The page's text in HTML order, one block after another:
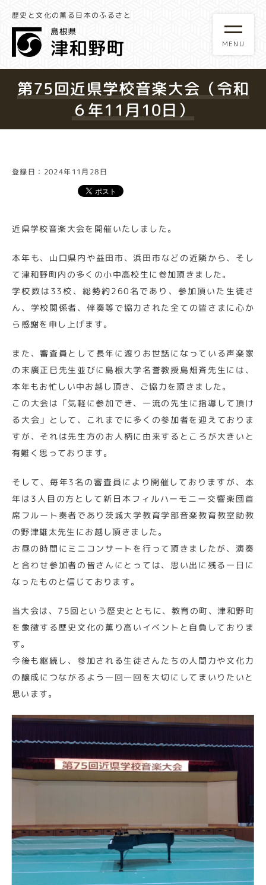
歴史と文化の薫る日本のふるさと
第75回近県学校音楽大会（令和
６年11月10日）
登録日：2024年11月28日
近県学校音楽大会を開催いたしました。
本年も、山口県内や益田市、浜田市などの近隣から、そし
て津和野町内の多くの小中高校生に参加頂きました。
学校数は33校、総勢約260名であり、参加頂いた生徒さ
ん、学校関係者、伴奏等で協力された全ての皆さまに心か
ら感謝を申し上げます。
また、審査員として長年に渡りお世話になっている声楽家
の末廣正巳先生並びに島根大学名誉教授島畑斉先生には、
本年もお忙しい中お越し頂き、ご協力を頂きました。
この大会は「気軽に参加でき、一流の先生に指導して頂け
る大会」として、これまでに多くの参加者を迎えておりま
すが、それは先生方のお人柄に由来するところが大きいと
有難く思っております。
そして、毎年3名の審査員により開催しておりますが、本
年は3人目の方として新日本フィルハーモニー交響楽団首
席フルート奏者であり茨城大学教育学部音楽教育教室助教
の野津雄太先生にお越し頂きました。
お昼の時間にミニコンサートを行って頂きましたが、演奏
と合わせ参加者の皆さんにとっては、思い出に残る一日に
なったものと信じております。
当大会は、75回という歴史とともに、教育の町、津和野町
を象徴する歴史文化の薫り高いイベントと自負しておりま
す。
今後も継続し、参加される生徒さんたちの人間力や文化力
の醸成につながるよう一回一回を大切にしてまいりたいと
思います。